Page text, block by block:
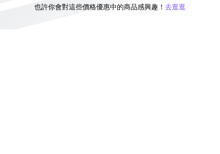
也許你會對這些價格優惠中的商品感興趣！ 去逛逛